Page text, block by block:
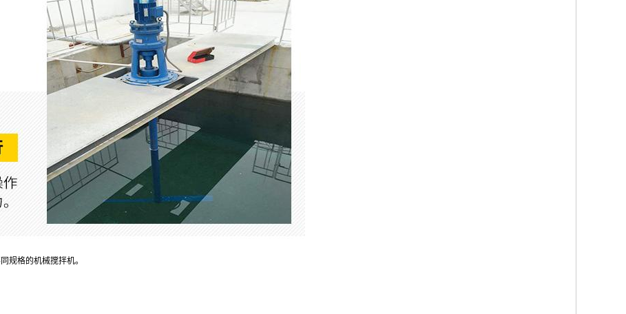
规格的机械搅拌机。